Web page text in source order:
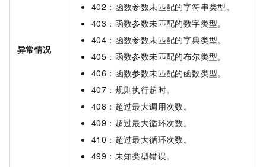
异常情况
402：函数参数未匹配的字符串类型。
403：函数参数未匹配的数字类型。
404：函数参数未匹配的字典类型。
405：函数参数未匹配的布尔类型。
406：函数参数未匹配的函数类型。
407：规则执行超时。
408：超过最大调用次数。
409：超过最大循环次数。
410：超过最大循环次数。
499：未知类型错误。